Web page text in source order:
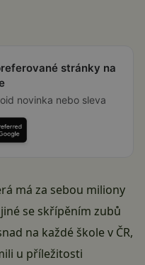
stránky na
novinka nebo sleva
má za sebou miliony
se skřípěním zubů
na každé škole v ČR,
u příležitosti